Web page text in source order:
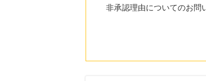
非承認理由についてのお問